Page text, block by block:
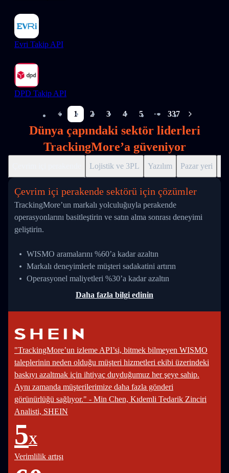
Evri Takip API
DPD Takip API
1 2 3 4 5
More pages
337
Dünya çapındaki sektör liderleri
TrackingMore’a güveniyor
Lojistik ve 3PL Yazılım Pazar yeri
Çevrim içi perakende sektörü için çözümler
TrackingMore’un markalı yolculuğuyla perakende
operasyonlarını basitleştirin ve satın alma sonrası deneyimi
geliştirin.
WISMO aramalarını %60’a kadar azaltın
Markalı deneyimlerle müşteri sadakatini artırın
Operasyonel maliyetleri %30’a kadar azaltın
Daha fazla bilgi edinin
"TrackingMore’un izleme API’si, bitmek bilmeyen WISMO
taleplerinin neden olduğu müşteri hizmetleri ekibi üzerindeki
baskıyı azaltmak için ihtiyaç duyduğumuz her şeye sahip.
Aynı zamanda müşterilerimize daha fazla gönderi
görünürlüğü sağlıyor." - Min Chen, Kıdemli Tedarik Zinciri
Analisti, SHEIN
5X
Verimlilik artışı